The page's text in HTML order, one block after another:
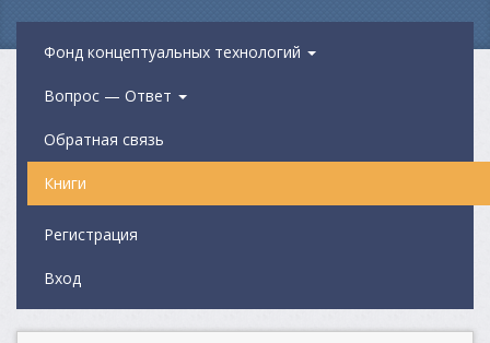
Фонд концептуальных технологий
Вопрос — Ответ
Обратная связь
Книги
Регистрация
Вход